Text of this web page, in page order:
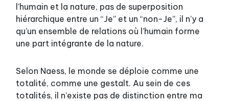
l’humain et la nature, pas de superposition
hiérarchique entre un “Je” et un “non-Je”, il n’y a
qu’un ensemble de relations où l’humain forme
une part intégrante de la nature.
Selon Naess, le monde se déploie comme une
totalité, comme une gestalt. Au sein de ces
totalités, il n’existe pas de distinction entre ma